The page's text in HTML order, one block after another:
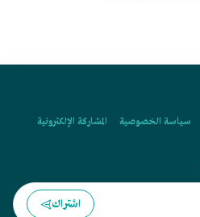
سياسة الخصوصية
المشاركة الإلكترونية
اشتراك